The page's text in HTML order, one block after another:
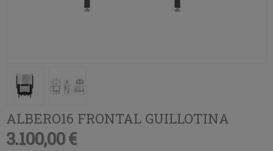
ALBERO16 FRONTAL GUILLOTINA
3.100,00 €